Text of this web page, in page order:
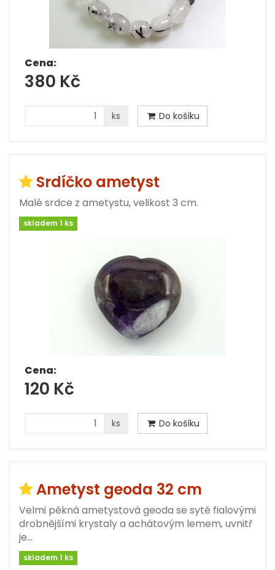
Cena:
380 Kč
ks Do košíku
Srdíčko ametyst
Malé srdce z ametystu, velikost 3 cm.
skladem 1 ks
Cena:
120 Kč
ks Do košíku
Ametyst geoda 32 cm
Velmi pěkná ametystová geoda se sytě fialovými
drobnějšími krystaly a achátovým lemem, uvnitř
je…
skladem 1 ks